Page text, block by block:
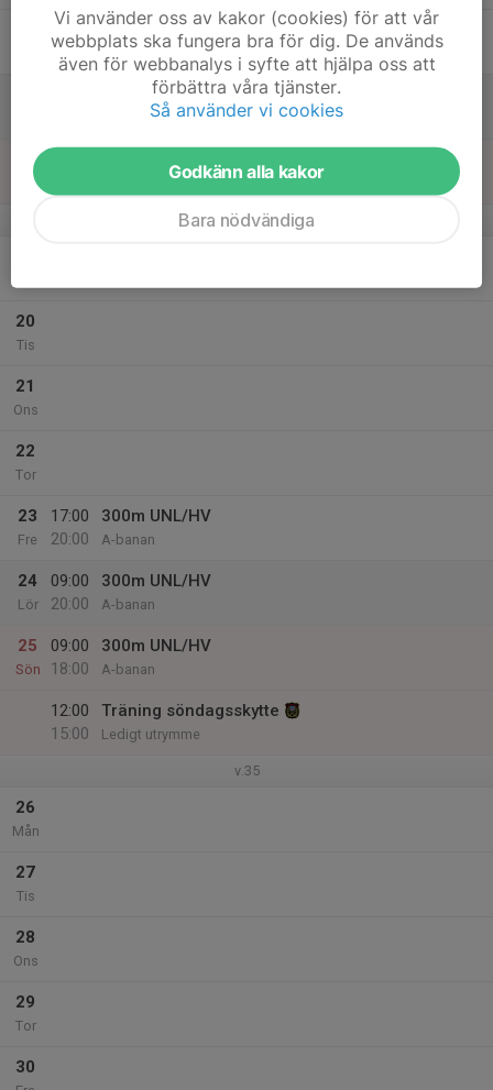
18
Sön
Träning söndagsskytte
Ledigt utrymme
v.34
Mån
20
Tis
21
Ons
22
Tor
23
Fre
17:00
20:00
300m UNL/HV
A-banan
24
Lör
09:00
20:00
300m UNL/HV
A-banan
25
Sön
09:00
18:00
300m UNL/HV
A-banan
12:00
15:00
Träning söndagsskytte
Ledigt utrymme
v.35
26
Mån
27
Tis
28
Ons
29
Tor
30
Vi använder oss av kakor (cookies) för att vår
webbplats ska fungera bra för dig. De används
även för webbanalys i syfte att hjälpa oss att
förbättra våra tjänster.
Så använder vi cookies
Godkänn alla kakor
Bara nödvändiga